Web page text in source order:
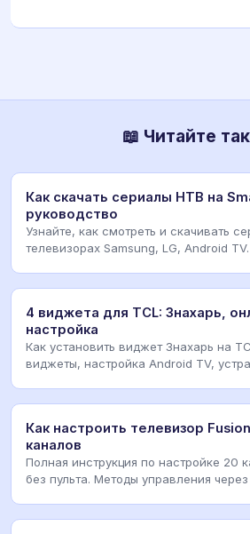
📖 Читайте
Как скачать сериалы НТВ на
руководство
Узнайте, как смотреть и скачивать
телевизорах Samsung, LG, Android
4 виджета для TCL: Знахарь,
настройка
Как установить виджет Знахарь на
виджеты, настройка Android TV,
Как настроить телевизор
каналов
Полная инструкция по настройке 20
без пульта. Методы управления